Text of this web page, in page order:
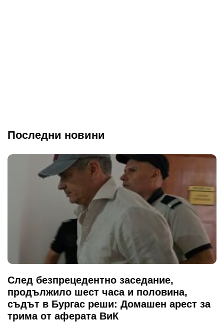
Последни новини
След безпрецедентно заседание,
продължило шест часа и половина,
съдът в Бургас реши: Домашен арест за
трима от аферата ВиК